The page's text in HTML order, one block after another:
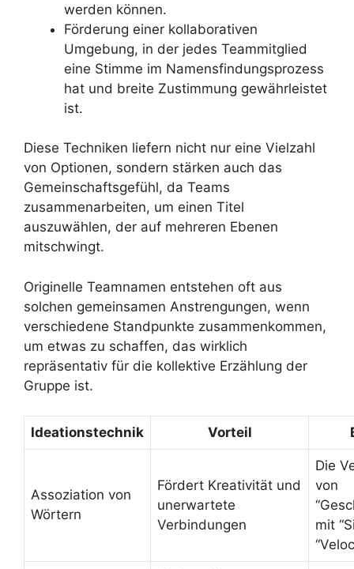
werden können.
Förderung einer kollaborativen
Umgebung, in der jedes Teammitglied
eine Stimme im Namensfindungsprozess
hat und breite Zustimmung gewährleistet
ist.
Diese Techniken liefern nicht nur eine Vielzahl
von Optionen, sondern stärken auch das
Gemeinschaftsgefühl, da Teams
zusammenarbeiten, um einen Titel
auszuwählen, der auf mehreren Ebenen
mitschwingt.
Originelle Teamnamen entstehen oft aus
solchen gemeinsamen Anstrengungen, wenn
verschiedene Standpunkte zusammenkommen,
um etwas zu schaffen, das wirklich
repräsentativ für die kollektive Erzählung der
Gruppe ist.
Ideationstechnik Vorteil
Assoziation von
Wörtern
Fördert Kreativität und
unerwartete
Verbindungen
Die
von
mit